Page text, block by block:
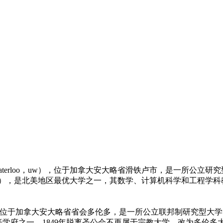
，uw），位于加拿大安大略省滑铁卢市，是一所公立
，是北美地区最优大学之一，其数学、计算机科学和工程学
于加拿大安大略省省会多伦多，是一所公立联邦制研究型大